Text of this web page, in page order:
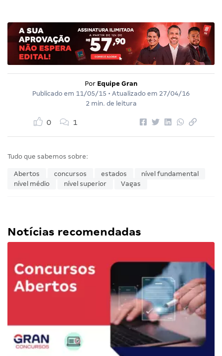
Por Equipe Gran
Publicado em 11/05/15 • Atualizado em 27/04/16
2 min. de leitura
0 1
Tudo que sabemos sobre:
Abertos concursos estados
nível fundamental
nível médio
nível superior Vagas
Notícias recomendadas